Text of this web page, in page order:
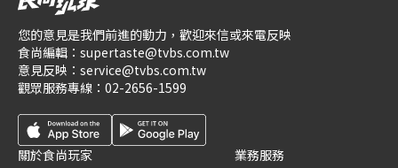
您的意見是我們前進的動力，歡迎來信或來電反映
食尚編輯： supertaste@tvbs.com.tw
意見反映： service@tvbs.com.tw
觀眾服務專線： 02-2656-1599
關於食尚玩家
業務服務